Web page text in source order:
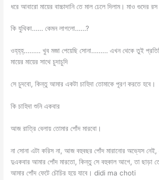
ধরে আবারো মায়ের বাচ্চাদানি তে মাল ঢেলে দিলাম। মাও গুদের
কি যুথিকা…… কেমন লাগলো……?
ওহ্‌হ্‌হ্‌……… খুব মজা পেয়েছি সোনা……… এখন থেকে তুই
মায়ের মায়ের সাথে চুদাচুদি
সে চুদবো, কিন্তু আমার একটা চাহিদা তোমাকে পূরণ করতে হবে।
কি চাহিদা শুনি একবার
আজ রাত্রি বেলায় তোমার পোঁদ মারবো।
না সোনা এটা করিস না, আজ বহুবছর পোঁদ মারানোর অভ্যেস নেই,
দুএকবার আমার পোঁদ মারতো, কিন্তু সে বহুকাল আগে, তা ছাড়া
আমার পোঁদ ফেটে চৌচির হয়ে যাবে। didi ma choti